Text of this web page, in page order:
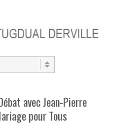
avec Jean-Pierre
pour Tous